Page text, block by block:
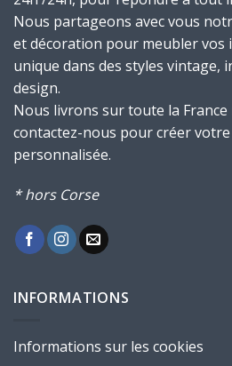
Nous partageons avec vous
et décoration pour meubler vos
unique dans des styles vintage,
design.
Nous livrons sur toute la
contactez-nous pour créer votre
personnalisée.
* hors Corse
INFORMATIONS
Informations sur les cookies